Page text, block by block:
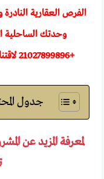
الفرص العقارية النادرة
وحدتك الساحلية
+
21027899896
جدول
لمعرفة المزيد عن